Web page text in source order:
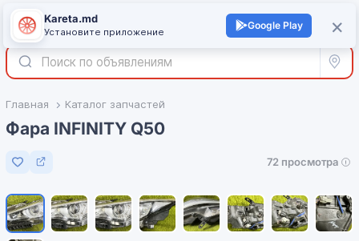
Войти +
Все
Главная Каталог запчастей
Фара INFINITY Q50
Добавить в избранное
72 просмотра
×
Kareta.md
Установите приложение
Google Play